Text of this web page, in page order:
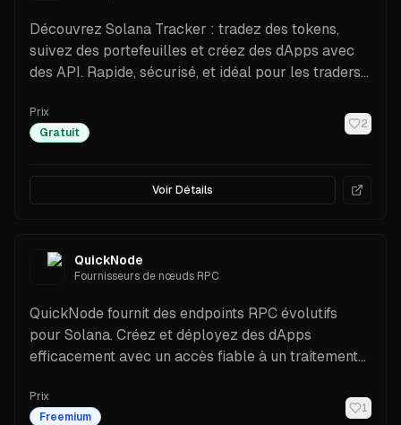
Découvrez Solana Tracker : tradez des tokens,
suivez des portefeuilles et créez des dApps avec
des API. Rapide, sécurisé, et idéal pour les traders
Prix
Gratuit
2
Voir Détails
QuickNode
Fournisseurs de nœuds RPC
QuickNode fournit des endpoints RPC évolutifs
pour Solana. Créez et déployez des dApps
efficacement avec un accès fiable à un traitement
Prix
Freemium
1